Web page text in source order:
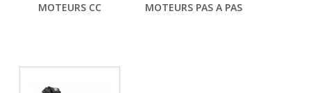
MOTEURS CC MOTEURS PAS A PAS